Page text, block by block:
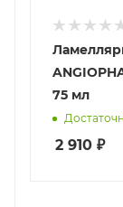
ANGIOPHARM Lamellar Cream
75 мл
2 910 ₽